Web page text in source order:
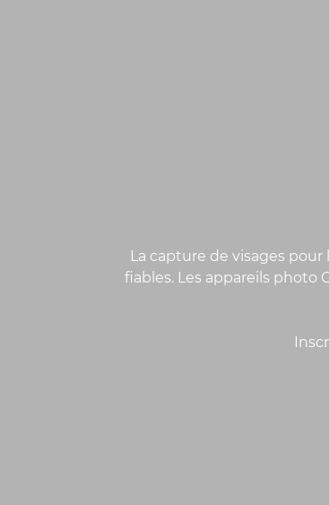
La capture de visages
fiables. Les appareils